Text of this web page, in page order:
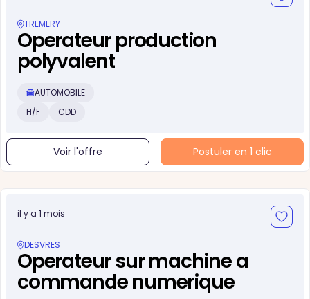
TREMERY
Operateur production
polyvalent
AUTOMOBILE
H/F
CDD
Voir l'offre Postuler en 1 clic
il y a 1 mois
DESVRES
Operateur sur machine a
commande numerique